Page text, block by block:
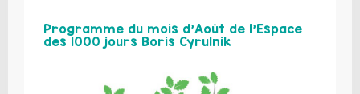
Programme du mois d’Août de l’Espace
des 1000 jours Boris Cyrulnik